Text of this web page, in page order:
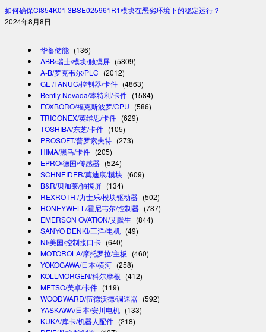
如何确保CI854K01 3BSE025961R1模块在恶劣环境下的稳定运行？
2024年8月8日
华蓄储能 (136)
ABB/瑞士/模块/触摸屏 (5809)
A-B/罗克韦尔/PLC (2012)
GE /FANUC/控制器/卡件 (4863)
Bently Nevada/本特利/卡件 (1584)
FOXBORO/福克斯波罗/CPU (586)
TRICONEX/英维思/卡件 (629)
TOSHIBA/东芝/卡件 (105)
PROSOFT/普罗索夫特 (273)
HIMA/黑马/卡件 (205)
EPRO/德国/传感器 (524)
SCHNEIDER/莫迪康/模块 (609)
B&R/贝加莱/触摸屏 (134)
REXROTH /力士乐/模块驱动器 (502)
HONEYWELL/霍尼韦尔/控制器 (787)
EMERSON OVATION/艾默生 (844)
SANYO DENKI/三洋/电机 (49)
NI/美国/控制接口卡 (640)
MOTOROLA/摩托罗拉/主板 (460)
YOKOGAWA/日本/横河 (258)
KOLLMORGEN/科尔摩根 (412)
METSO/美卓/卡件 (119)
WOODWARD/伍德沃德/调速器 (592)
YASKAWA/日本/安川电机 (133)
KUKA/库卡/机器人配件 (218)